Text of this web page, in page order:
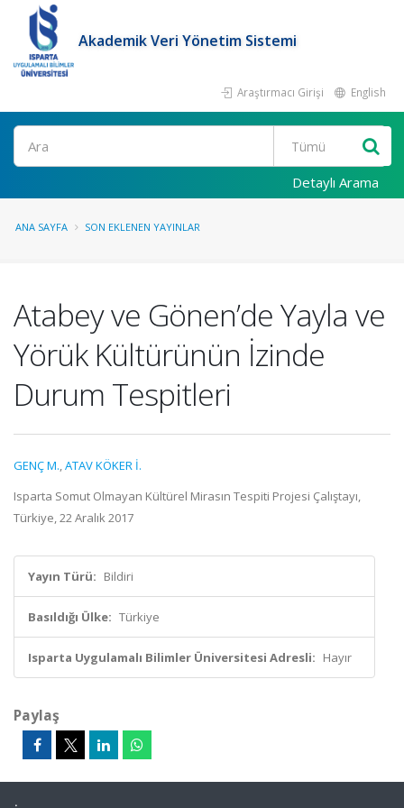
Akademik Veri Yönetim Sistemi
Araştırmacı Girişi English
Ara
Detaylı Arama
ANA SAYFA SON EKLENEN YAYINLAR
Atabey ve Gönen’de Yayla ve
Yörük Kültürünün İzinde
Durum Tespitleri
GENÇ M.,ATAV KÖKER İ.
Isparta Somut Olmayan Kültürel Mirasın Tespiti Projesi Çalıştayı,
Türkiye, 22 Aralık 2017
Yayın Türü: Bildiri
Basıldığı Ülke: Türkiye
Isparta Uygulamalı Bilimler Üniversitesi Adresli: Hayır
Paylaş